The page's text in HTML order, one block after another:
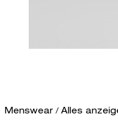
Menswear / Alles